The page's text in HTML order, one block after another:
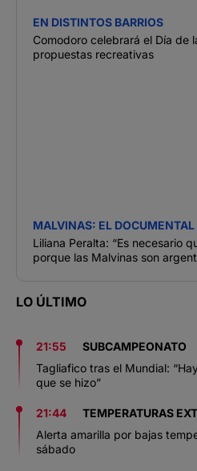
EN DISTINTOS BARRIOS
Comodoro celebrará el Día de
propuestas recreativas
MALVINAS: EL DOCUMENTAL
Liliana Peralta: “Es necesario
porque las Malvinas son
LO ÚLTIMO
21:55
SUBCAMPEONATO
Tagliafico tras el Mundial:
que se hizo”
21:44
TEMPERATURAS
Alerta amarilla por bajas
sábado